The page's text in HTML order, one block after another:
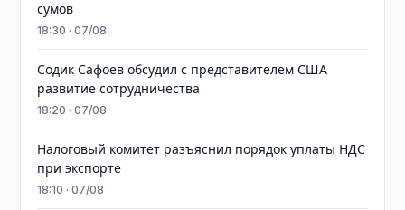
сумов
18:30 · 07/08
Содик Сафоев обсудил с представителем США
развитие сотрудничества
18:20 · 07/08
Налоговый комитет разъяснил порядок уплаты НДС
при экспорте
18:10 · 07/08